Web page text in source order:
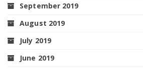
September 2019
August 2019
July 2019
June 2019